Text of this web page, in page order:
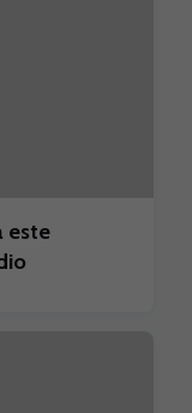
este